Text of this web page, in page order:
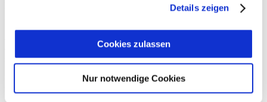
Details zeigen
Cookies zulassen
Nur notwendige Cookies
Mit deinem SOGGLE Visierschutz kannst du einfach dein Visier
nach dem Skifahren hochklappen und den Helm im Auto verstauen.
dem Helm in den Kofferraum oder in das Boot-Bag. Einfacher und
schneller geht es nicht. Und Style hat deine SOGGLE auch ;)
Deine SOGGLE - Schutz am Berg